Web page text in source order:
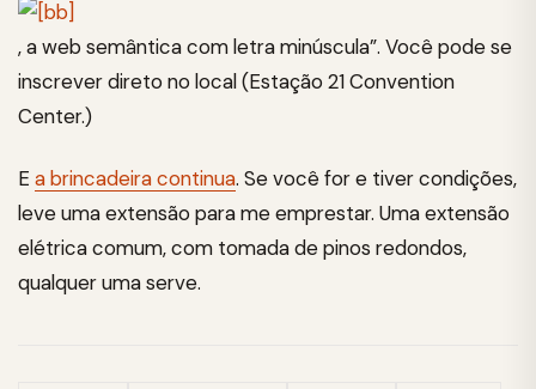
, a web semântica com letra minúscula”. Você pode se
inscrever direto no local (Estação 21 Convention
Center.)
E a brincadeira continua. Se você for e tiver condições,
leve uma extensão para me emprestar. Uma extensão
elétrica comum, com tomada de pinos redondos,
qualquer uma serve.